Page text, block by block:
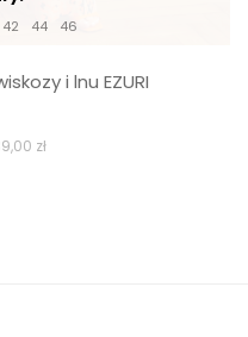
42 44 46
i lnu EZURI
zł